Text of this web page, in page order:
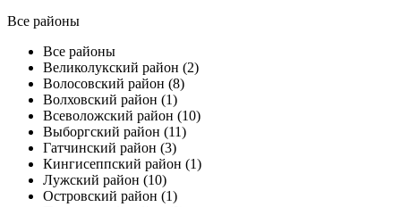
Все районы
Все районы
Великолукский район (2)
Волосовский район (8)
Волховский район (1)
Всеволожский район (10)
Выборгский район (11)
Гатчинский район (3)
Кингисеппский район (1)
Лужский район (10)
Островский район (1)